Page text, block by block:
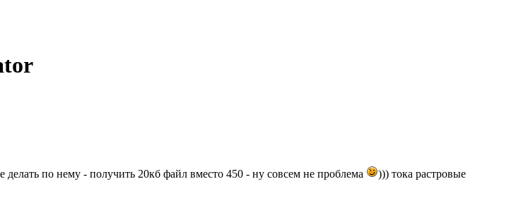
делать по нему - получить 20кб файл вместо 450 - ну совсем не проблема
))) тока растровые